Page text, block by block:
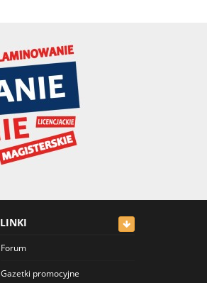
LINKI
Forum
Gazetki promocyjne